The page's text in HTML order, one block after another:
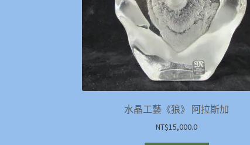
水晶工藝《狼》 阿拉斯加
NT$15,000.0